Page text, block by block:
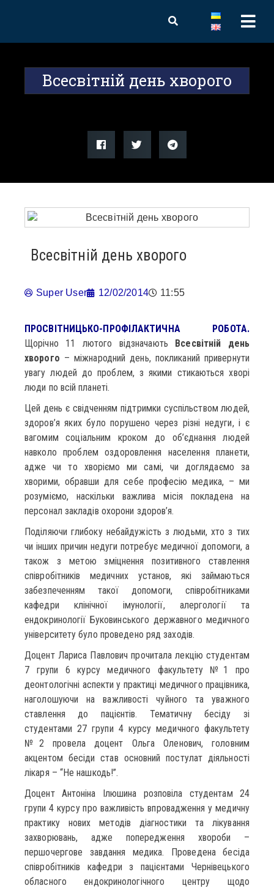
Всесвітній день хворого
Всесвітній день хворого
Super User 12/02/2014 11:55
ПРОСВІТНИЦЬКО-ПРОФІЛАКТИЧНА РОБОТА.
Щорічно 11 лютого відзначають Всесвітній день
хворого – міжнародний день, покликаний привернути
увагу людей до проблем, з якими стикаються хворі
люди по всій планеті.
Цей день є свідченням підтримки суспільством людей,
здоров’я яких було порушено через різні недуги, і є
вагомим соціальним кроком до об’єднання людей
навколо проблем оздоровлення населення планети,
адже чи то хворіємо ми самі, чи доглядаємо за
хворими, обравши для себе професію медика, – ми
розуміємо, наскільки важлива місія покладена на
персонал закладів охорони здоров’я.
Поділяючи глибоку небайдужість з людьми, хто з тих
чи інших причин недуги потребує медичної допомоги, а
також з метою зміцнення позитивного ставлення
співробітників медичних установ, які займаються
забезпеченням такої допомоги, співробітниками
кафедри клінічної імунології, алергології та
ендокринології Буковинського державного медичного
університету було проведено ряд заходів.
Доцент Лариса Павлович прочитала лекцію студентам
7 групи 6 курсу медичного факультету №1 про
деонтологічні аспекти у практиці медичного працівника,
наголошуючи на важливості чуйного та уважного
ставлення до пацієнтів. Тематичну бесіду зі
студентами 27 групи 4 курсу медичного факультету
№2 провела доцент Ольга Оленович, головним
акцентом бесіди став основний постулат діяльності
лікаря – “Не нашкодь!”.
Доцент Антоніна Ілюшина розповіла студентам 24
групи 4 курсу про важливість впровадження у медичну
практику нових методів діагностики та лікування
захворювань, адже попередження хвороби –
першочергове завдання медика. Проведена бесіда
співробітників кафедри з пацієнтами Чернівецького
обласного ендокринологічного центру щодо